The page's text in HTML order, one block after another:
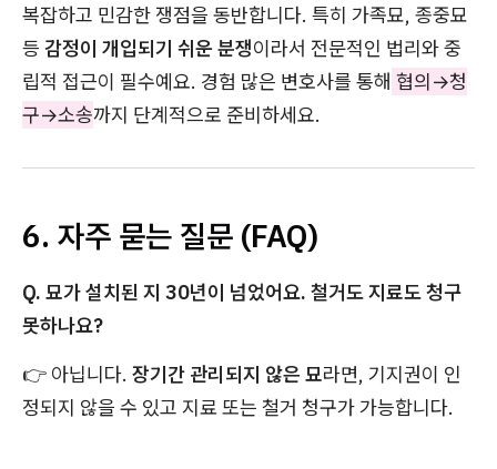
복잡하고 민감한 쟁점을 동반합니다. 특히 가족묘, 종중묘
등 감정이 개입되기 쉬운 분쟁이라서 전문적인 법리와 중
립적 접근이 필수예요. 경험 많은 변호사를 통해 협의→청
구→소송까지 단계적으로 준비하세요.
6. 자주 묻는 질문 (FAQ)
Q. 묘가 설치된 지 30년이 넘었어요. 철거도 지료도 청구
못하나요?
👉 아닙니다. 장기간 관리되지 않은 묘라면, 기지권이 인
정되지 않을 수 있고 지료 또는 철거 청구가 가능합니다.